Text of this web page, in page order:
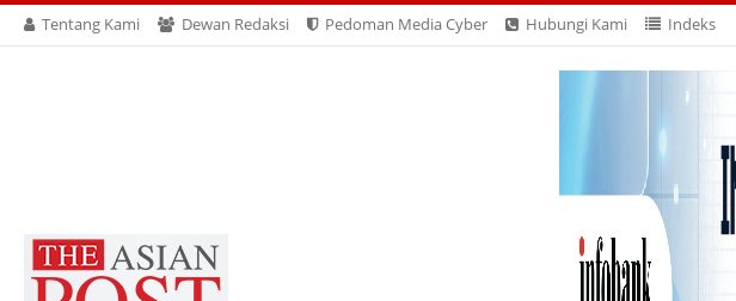
Tentang Kami Dewan Redaksi Pedoman Media Cyber Hubungi Kami Indeks